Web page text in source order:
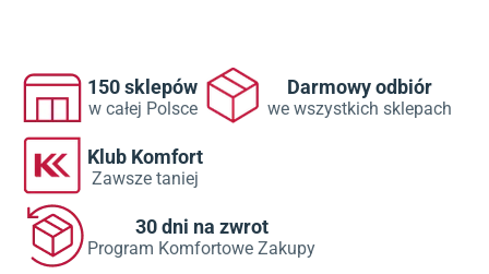
150 sklepów
w całej Polsce
Darmowy odbiór
we wszystkich sklepach
Klub Komfort
Zawsze taniej
30 dni na zwrot
Program Komfortowe Zakupy